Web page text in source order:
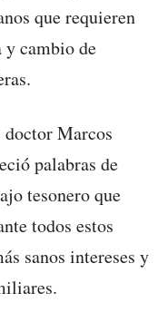
que requieren
y cambio de
Marcos
palabras de
tesonero que
todos estos
sanos intereses y